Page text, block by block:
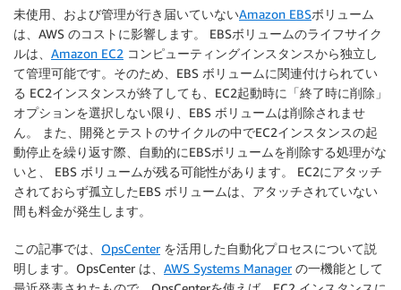
未使用、および管理が行き届いていないAmazon EBSボリューム
は、AWS のコストに影響します。 EBSボリュームのライフサイク
ルは、 Amazon EC2 コンピューティングインスタンスから独立し
て管理可能です。そのため、EBS ボリュームに関連付けられてい
る EC2インスタンスが終了しても、EC2起動時に「終了時に削除」
オプションを選択しない限り、EBS ボリュームは削除されませ
ん。 また、開発とテストのサイクルの中でEC2インスタンスの起
動停止を繰り返す際、自動的にEBSボリュームを削除する処理がな
いと、 EBS ボリュームが残る可能性があります。 EC2にアタッチ
されておらず孤立したEBS ボリュームは、アタッチされていない
間も料金が発生します。
この記事では、 OpsCenterを活用した自動化プロセスについて説
明します。OpsCenter は、 AWS Systems Managerの一機能として